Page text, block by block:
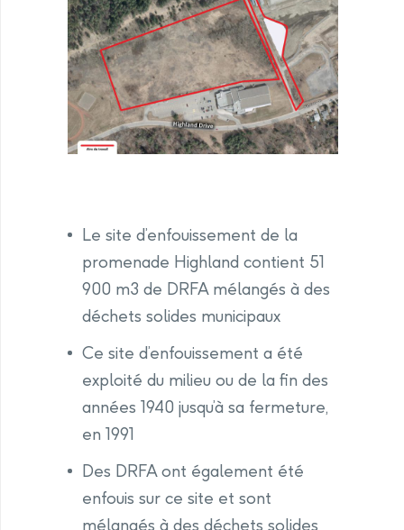
Le site d’enfouissement de la
promenade Highland contient 51
900 m3 de DRFA mélangés à des
déchets solides municipaux
Ce site d’enfouissement a été
exploité du milieu ou de la fin des
années 1940 jusqu’à sa fermeture,
en 1991
Des DRFA ont également été
enfouis sur ce site et sont
mélangés à des déchets solides